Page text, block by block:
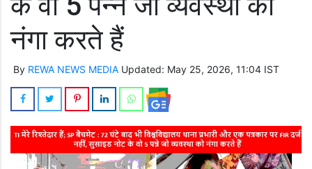
नंगा करते हैं
By REWA NEWS MEDIA Updated: May 25, 2026, 11:04 IST